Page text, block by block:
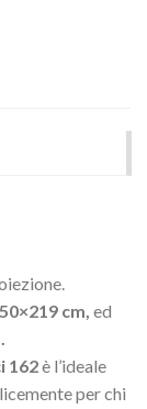
cm, ed
162è l’ideale
per chi